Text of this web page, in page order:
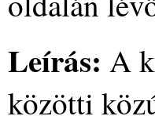
Leírás: A
közötti